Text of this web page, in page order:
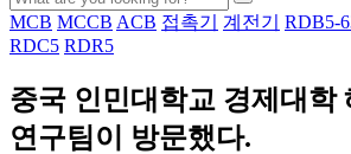
MCB MCCB ACB 접촉기 계전기 RDB5-
RDC5 RDR5
중국 인민대학교 경제대학
연구팀이 방문했다.